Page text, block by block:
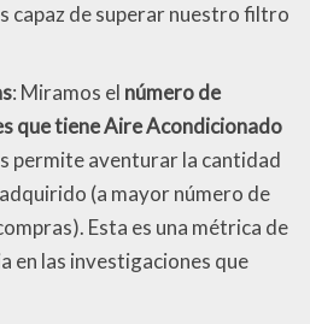
capaz de superar nuestro filtro
: Miramos el número de
que tiene Aire Acondicionado
permite aventurar la cantidad
(a mayor número de
Esta es una métrica de
en las investigaciones que